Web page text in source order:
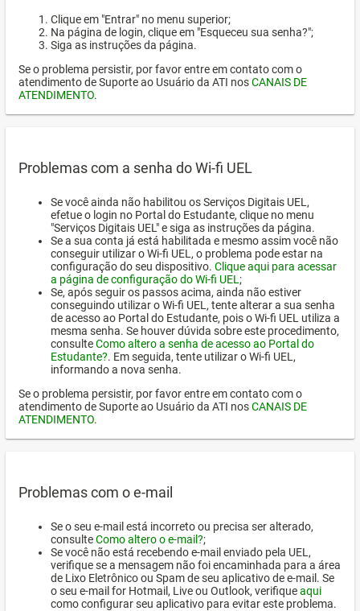
Clique em "Entrar" no menu superior;
Na página de login, clique em "Esqueceu sua senha?";
Siga as instruções da página.
Se o problema persistir, por favor entre em contato com o
atendimento de Suporte ao Usuário da ATI nosCANAIS DE
ATENDIMENTO.
Problemas com a senha do Wi-fi UEL
Se você ainda não habilitou os Serviços Digitais UEL,
efetue o login no Portal do Estudante, clique no menu
"Serviços Digitais UEL" e siga as instruções da página.
Se a sua conta já está habilitada e mesmo assim você não
conseguir utilizar o Wi-fi UEL, o problema pode estar na
configuração do seu dispositivo. Clique aqui para acessar
a página de configuração do Wi-fi UEL ;
Se, após seguir os passos acima, ainda não estiver
conseguindo utilizar o Wi-fi UEL, tente alterar a sua senha
de acesso ao Portal do Estudante, pois o Wi-fi UEL utiliza a
mesma senha. Se houver dúvida sobre este procedimento,
consulteComo altero a senha de acesso ao Portal do
Estudante?. Em seguida, tente utilizar o Wi-fi UEL,
informando a nova senha.
Se o problema persistir, por favor entre em contato com o
atendimento de Suporte ao Usuário da ATI nosCANAIS DE
ATENDIMENTO.
Problemas com o e-mail
Se o seu e-mail está incorreto ou precisa ser alterado,
consulteComo altero o e-mail?;
Se você não está recebendo e-mail enviado pela UEL,
verifique se a mensagem não foi encaminhada para a área
de Lixo Eletrônico ou Spam de seu aplicativo de e-mail. Se
o seu e-mail for Hotmail, Live ou Outlook, verifiqueaqui
como configurar seu aplicativo para evitar este problema.